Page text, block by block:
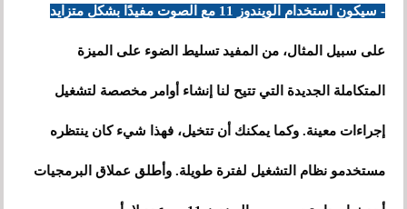
- سيكون استخدام الويندوز 11 مع الصوت مفيدًا بشكل متزايد
على سبيل المثال، من المفيد تسليط الضوء على الميزة
المتكاملة الجديدة التي تتيح لنا إنشاء أوامر مخصصة لتشغيل
إجراءات معينة. وكما يمكنك أن تتخيل، فهذا شيء كان ينتظره
مستخدمو نظام التشغيل لفترة طويلة. وأطلق عملاق البرمجيات